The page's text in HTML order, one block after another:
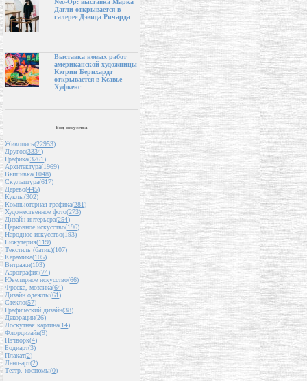
Neo-Op: выставка Марка
Дагли открывается в
галерее Дэвида Ричарда
Выставка новых работ
американской художницы
Кэтрин Бернхардт
открывается в Ксавье
Хуфкенс
Вид искусства
Живопись(22953)
Другое(3334)
Графика(3261)
Архитектура(1969)
Вышивка(1048)
Скульптура(617)
Дерево(445)
Куклы(302)
Компьютерная графика(281)
Художественное фото(273)
Дизайн интерьера(254)
Церковное искусство(196)
Народное искусство(193)
Бижутерия(119)
Текстиль (батик)(107)
Керамика(105)
Витражи(103)
Аэрография(74)
Ювелирное искусство(66)
Фреска, мозаика(64)
Дизайн одежды(61)
Стекло(57)
Графический дизайн(38)
Декорации(26)
Лоскутная картина(14)
Флордизайн(9)
Пэчворк(4)
Бодиарт(3)
Плакат(2)
Ленд-арт(2)
Театр. костюмы(0)